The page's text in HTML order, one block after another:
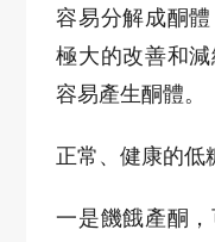
容易分解成酮
極大的改善和
容易產生酮體。
正常、健康的低
一是饑餓產酮